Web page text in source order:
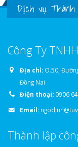
Dịch vụ Thành
Công Ty
Địa chỉ: O.50,
Đồng Nai
Điện thoại: 0906
Email:
Thành lập